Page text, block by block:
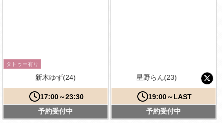
タトゥー有り
新木ゆず(24)
17:00～23:30
予約受付中
星野らん(23)
19:00～LAST
予約受付中